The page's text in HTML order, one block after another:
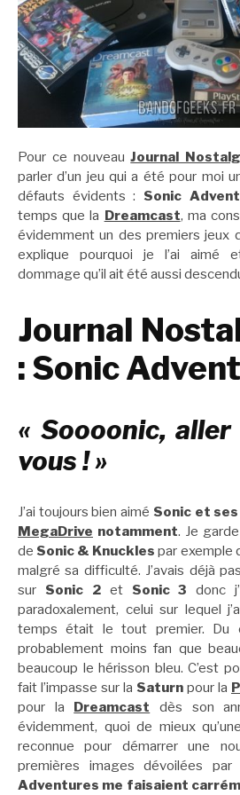
Pour ce nouveauJournal
parler d’un jeu qui a été pour moi
défauts évidents : Sonic
temps que la Dreamcast, ma
évidemment un des premiers jeux
explique pourquoi je l’ai aimé
dommage qu’il ait été aussi
Journal
: Sonic
« Soooonic, aller
vous ! »
J’ai toujours bien aimé Sonic et
MegaDrive notamment. Je
de Sonic & Knucklespar exemple
malgré sa difficulté. J’avais déjà
sur Sonic 2 et Sonic 3donc
paradoxalement, celui sur lequel
temps était le tout premier. Du
probablement moins fan que
beaucoup le hérisson bleu. C’est
fait l’impasse sur la Saturn pour la
pour la
Dreamcast dès son
évidemment, quoi de mieux
reconnue pour démarrer une
premières images dévoilées par
Adventures me faisaient